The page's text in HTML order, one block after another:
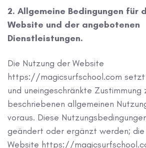
2. Allgemeine Bedingungen für
Website und der angebotenen
Dienstleistungen.
Die Nutzung der Website
https://magicsurfschool.com setzt
und uneingeschränkte Zustimmung
beschriebenen allgemeinen
voraus. Diese
geändert oder ergänzt werden;
Website https://